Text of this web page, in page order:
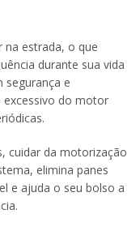
na estrada, o que
durante sua vida
segurança e
excessivo do motor
cuidar da motorização
elimina panes
e ajuda o seu bolso a